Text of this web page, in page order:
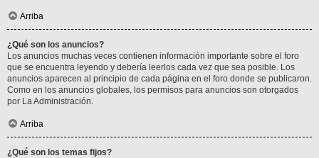
Arriba
¿Qué son los anuncios?
Los anuncios muchas veces contienen información importante sobre el foro
que se encuentra leyendo y debería leerlos cada vez que sea posible. Los
anuncios aparecen al principio de cada página en el foro donde se publicaron.
Como en los anuncios globales, los permisos para anuncios son otorgados
por La Administración.
Arriba
¿Qué son los temas fijos?